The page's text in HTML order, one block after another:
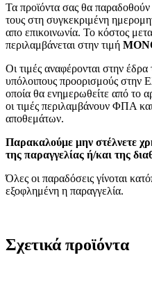
Τα προϊόντα σας θα
τους στη συγκεκριμένη
απο επικοινωνία. Το κόστος
περιλαμβάνεται στην τιμή
Οι τιμές αναφέρονται στην έδρα
υπόλοιπους προορισμούς στην
οποία θα ενημερωθείτε από το
οι τιμές περιλαμβάνουν ΦΠΑ
αποθεμάτων.
Παρακαλούμε μην στέλνετε
της παραγγελίας ή/και της
Όλες οι παραδόσεις γίνοται
εξοφλημένη η παραγγελία.
Σχετικά προϊόντα